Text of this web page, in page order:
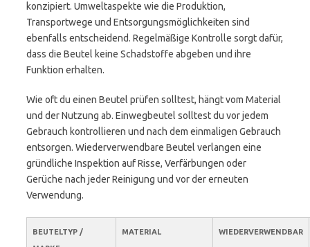
konzipiert. Umweltaspekte wie die Produktion,
Transportwege und Entsorgungsmöglichkeiten sind
ebenfalls entscheidend. Regelmäßige Kontrolle sorgt dafür,
dass die Beutel keine Schadstoffe abgeben und ihre
Funktion erhalten.
Wie oft du einen Beutel prüfen solltest, hängt vom Material
und der Nutzung ab. Einwegbeutel solltest du vor jedem
Gebrauch kontrollieren und nach dem einmaligen Gebrauch
entsorgen. Wiederverwendbare Beutel verlangen eine
gründliche Inspektion auf Risse, Verfärbungen oder
Gerüche nach jeder Reinigung und vor der erneuten
Verwendung.
BEUTELTYP /
MATERIAL WIEDERVERWENDBAR